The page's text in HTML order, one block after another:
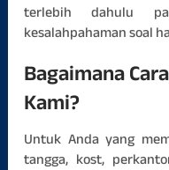
terlebih dahulu
kesalahpahaman soal
Bagaimana
Kami?
Untuk Anda yang
tangga, kost,